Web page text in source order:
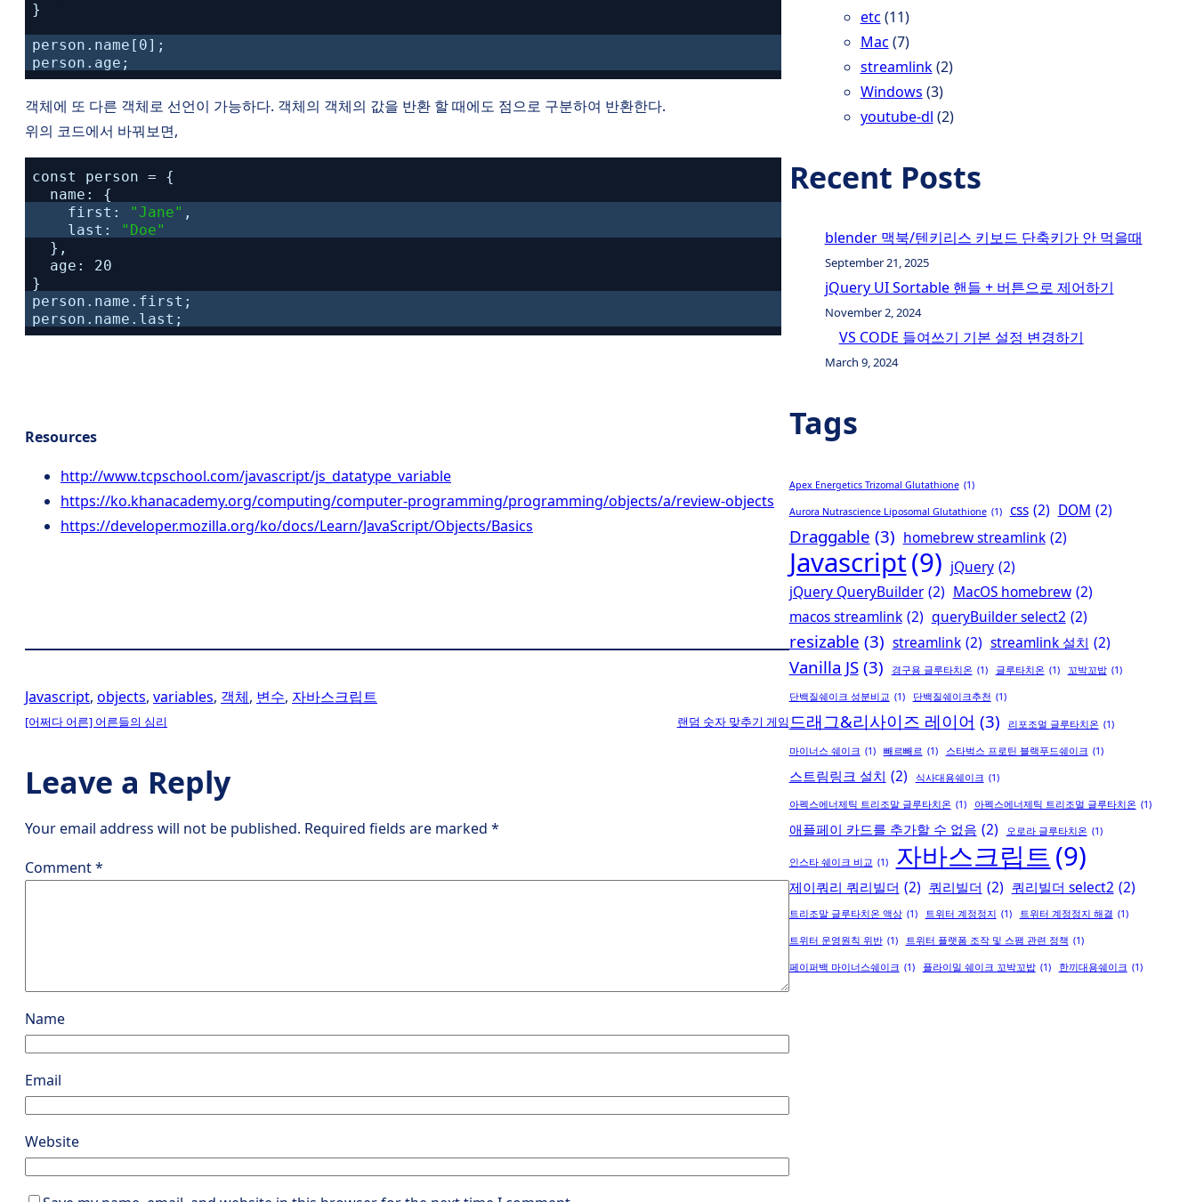
}
person.name[0];
person.age;
객체에 또 다른 객체로 선언이 가능하다. 객체의 객체의 값을 반환 할 때에도 점으로 구분하여 반환한다.
위의 코드에서 바꿔보면,
const person = {
name: {
first:
"Jane" ,
last:
"Doe"
},
age: 20
}
person.name.first;
person.name.last;
Resources
http://www.tcpschool.com/javascript/js_datatype_variable
https://ko.khanacademy.org/computing/computer-programming/programming/objects/a/review-objects
https://developer.mozilla.org/ko/docs/Learn/JavaScript/Objects/Basics
Javascript, objects, variables, 객체, 변수, 자바스크립트
[어쩌다 어른] 어른들의 심리 랜덤 숫자 맞추기 게임
Leave a Reply
Your email address will not be published. Required fields are marked *
Comment*
Name
Email
Website
etc (11)
Mac (7)
streamlink(2)
Windows (3)
youtube-dl (2)
Recent Posts
blender 맥북/텐키리스 키보드 단축키가 안 먹을때
September 21, 2025
jQuery UI Sortable 핸들 + 버튼으로 제어하기
November 2, 2024
VS CODE 들여쓰기 기본 설정 변경하기
March 9, 2024
Tags
Apex Energetics Trizomal Glutathione (1)
Aurora Nutrascience Liposomal Glutathione (1) css (2) DOM (2)
Draggable (3) homebrew streamlink (2)
Javascript(9) jQuery (2)
jQuery QueryBuilder (2) MacOS homebrew (2)
macos streamlink (2) queryBuilder select2 (2)
resizable (3) streamlink (2) streamlink 설치 (2)
Vanilla JS (3) 경구용 글루타치온 (1) 글루타치온 (1) 꼬박꼬밥 (1)
단백질쉐이크 성분비교 (1) 단백질쉐이크추천 (1)
드래그&리사이즈 레이어 (3) 리포조멀 글루타치온 (1)
마이너스 쉐이크 (1) 빼르빼르 (1) 스타벅스 프로틴 블랙푸드쉐이크 (1)
스트림링크 설치 (2) 식사대용쉐이크 (1)
아펙스에너제틱 트리조말 글루타치온 (1) 아펙스에너제틱 트리조멀 글루타치온 (1)
애플페이 카드를 추가할 수 없음 (2) 오로라 글루타치온 (1)
인스타 쉐이크 비교 (1) 자바스크립트 (9)
제이쿼리 쿼리빌더 (2) 쿼리빌더 (2) 쿼리빌더 select2 (2)
트리조말 글루타치온 액상 (1) 트위터 계정정지 (1) 트위터 계정정지 해결 (1)
트위터 운영원칙 위반 (1) 트위터 플랫폼 조작 및 스팸 관련 정책 (1)
페이퍼백 마이너스쉐이크 (1) 플라이밀 쉐이크 꼬박꼬밥 (1) 한끼대용쉐이크 (1)